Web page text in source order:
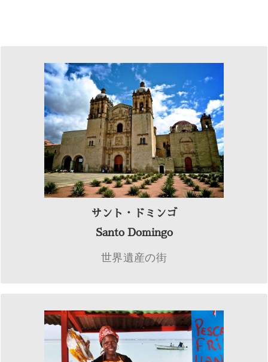
サント・ドミンゴ
Santo Domingo
世界遺産の街
サント・ドミンゴ
最もドミニカを感じることのできるサント・ドミ
ンゴの旧市街には、中世ヨーロッパにタイムスリ
ップしたような歴史的建造物が多く、街全体が世
界遺産に登録されています。白いサンゴで造られ
たサンタ・マリア・ラ・メノル大聖堂や、コロン
ブスの家とも言われるアルカサルは必見です。
ボカチカビーチ
地元民が愛するこのビーチは、白砂のパウダーサ